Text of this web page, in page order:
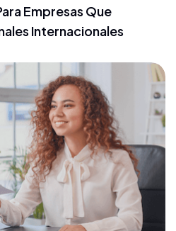
Empresas Que
Internacionales